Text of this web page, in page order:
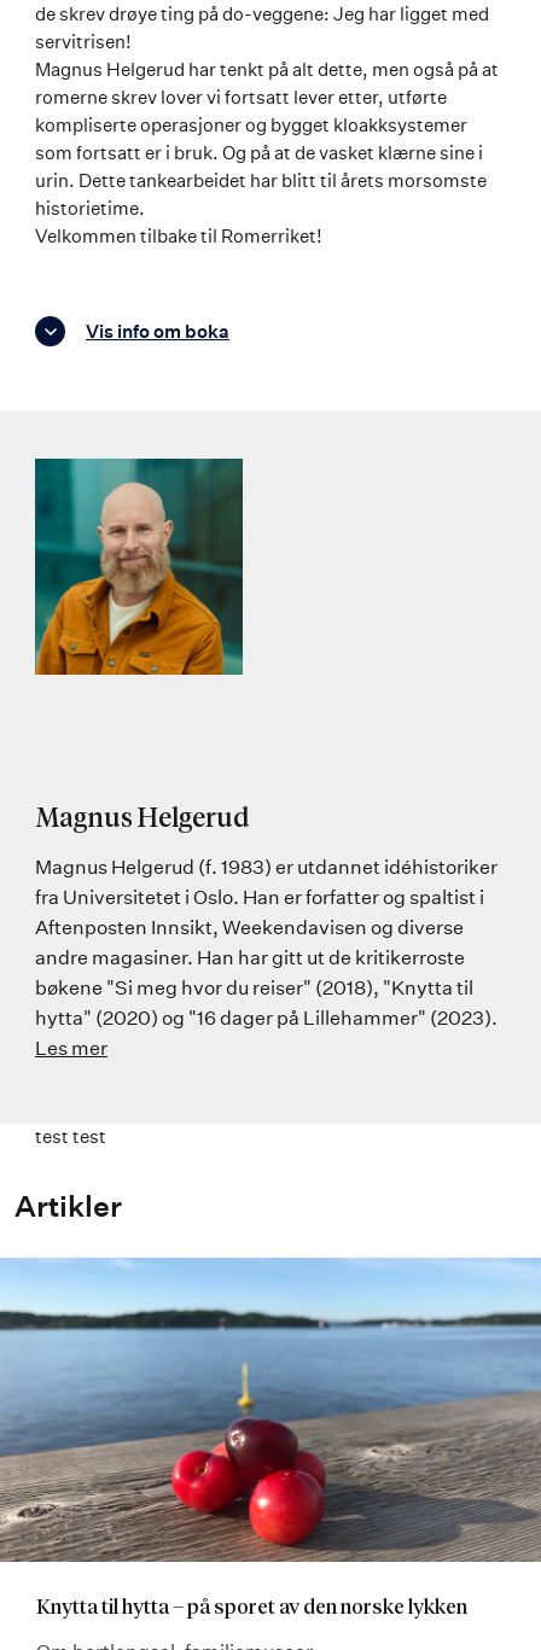
de skrev drøye ting på do-veggene: Jeg har ligget med
servitrisen!
Magnus Helgerud har tenkt på alt dette, men også på at
romerne skrev lover vi fortsatt lever etter, utførte
kompliserte operasjoner og bygget kloakksystemer
som fortsatt er i bruk. Og på at de vasket klærne sine i
urin. Dette tankearbeidet har blitt til årets morsomste
historietime.
Velkommen tilbake til Romerriket!
Vis info om boka
Magnus Helgerud
Magnus Helgerud (f. 1983) er utdannet idéhistoriker
fra Universitetet i Oslo. Han er forfatter og spaltist i
Aftenposten Innsikt, Weekendavisen og diverse
andre magasiner. Han har gitt ut de kritikerroste
bøkene "Si meg hvor du reiser" (2018), "Knytta til
hytta" (2020) og "16 dager på Lillehammer" (2023).
Les mer
test test
Artikler
Knytta til hytta – på sporet av den norske lykken